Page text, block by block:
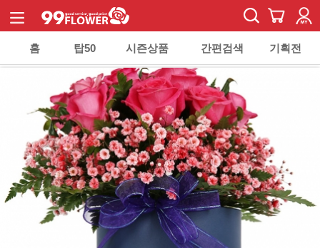
홈 탑50 시즌상품 간편검색 기획전